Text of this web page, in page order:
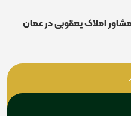
املاک یعقوبی در عمان